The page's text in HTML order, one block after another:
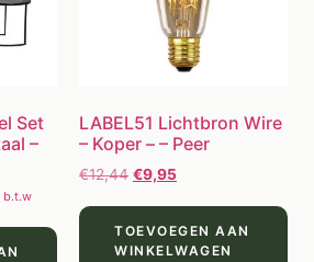
Set
–
b.t.w
LABEL51 Lichtbron Wire
– Koper – – Peer
€12,44 €9,95
TOEVOEGEN AAN
WINKELWAGEN